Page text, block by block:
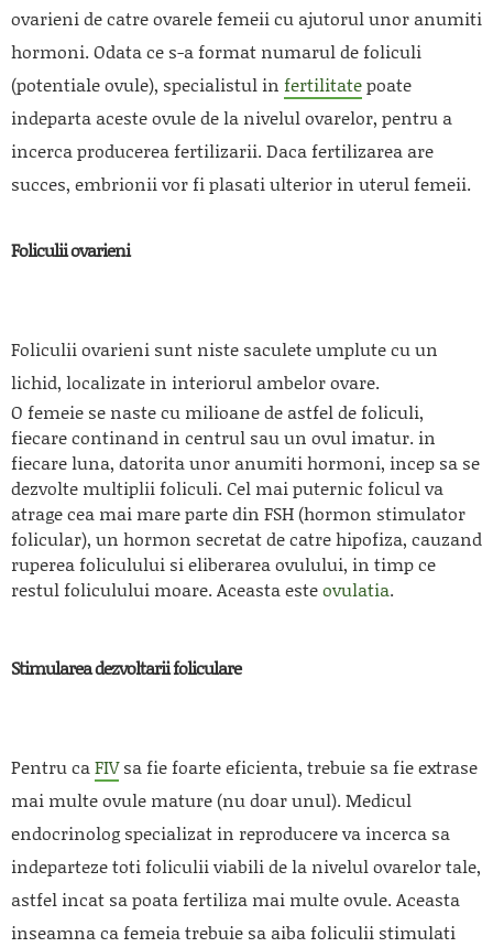
ovarieni de catre ovarele femeii cu ajutorul unor anumiti
hormoni. Odata ce s-a format numarul de foliculi
(potentiale ovule), specialistul in fertilitatepoate
indeparta aceste ovule de la nivelul ovarelor, pentru a
incerca producerea fertilizarii. Daca fertilizarea are
succes, embrionii vor fi plasati ulterior in uterul femeii.
Foliculii ovarieni
Foliculii ovarieni sunt niste saculete umplute cu un
lichid, localizate in interiorul ambelor ovare.
O femeie se naste cu milioane de astfel de foliculi,
fiecare continand in centrul sau un ovul imatur. in
fiecare luna, datorita unor anumiti hormoni, incep sa se
dezvolte multiplii foliculi. Cel mai puternic folicul va
atrage cea mai mare parte din FSH (hormon stimulator
folicular), un hormon secretat de catre hipofiza, cauzand
ruperea foliculului si eliberarea ovulului, in timp ce
restul foliculului moare. Aceasta esteovulatia.
Stimularea dezvoltarii foliculare
Pentru caFIVsa fie foarte eficienta, trebuie sa fie extrase
mai multe ovule mature (nu doar unul). Medicul
endocrinolog specializat in reproducere va incerca sa
indeparteze toti foliculii viabili de la nivelul ovarelor tale,
astfel incat sa poata fertiliza mai multe ovule. Aceasta
inseamna ca femeia trebuie sa aiba foliculii stimulati